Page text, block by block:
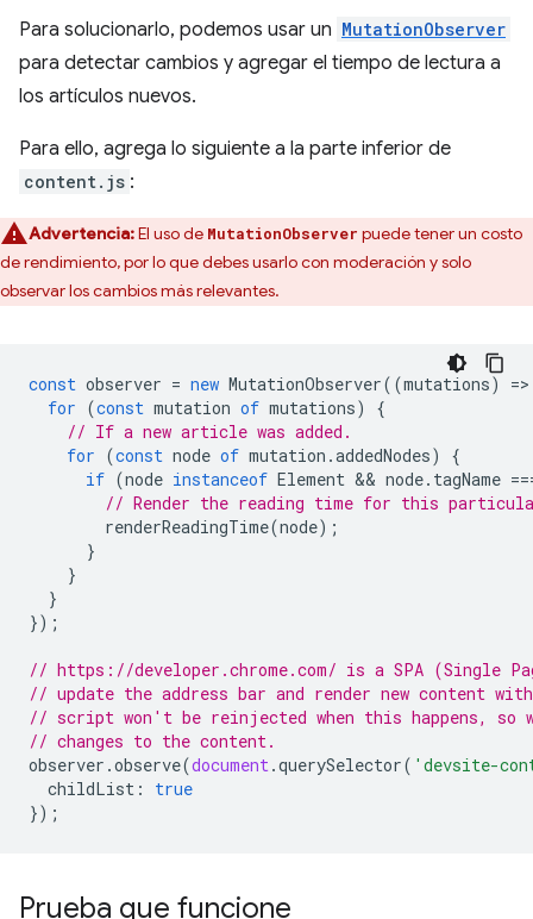
Para solucionarlo, podemos usar un MutationObserver
para detectar cambios y agregar el tiempo de lectura a
los artículos nuevos.
Para ello, agrega lo siguiente a la parte inferior de
content.js :
Advertencia:El uso de MutationObserver puede tener un costo
de rendimiento, por lo que debes usarlo con moderación y solo
observar los cambios más relevantes.
const observer = new MutationObserver((mutations) =>
for (const mutation of mutations)
{
// If a new article was added.
for (const node of mutation .addedNodes)
{
if (node instanceof Element && node. tagName
// Render the reading time for this
renderReadingTime(node);
}
}
}
});
// https://developer.chrome.com/ is a SPA (Single
// update the address bar and render new content
// script won't be reinjected when this happens, so
// changes to the content.
observer .observe(document.querySelector( 'devsite-
childList :
true
});
Prueba que funcione